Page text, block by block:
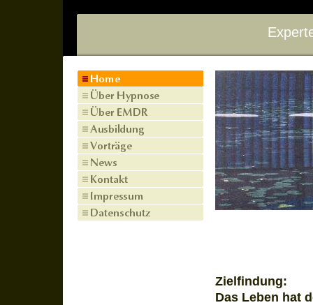
Zielfindung:
Das Leben hat